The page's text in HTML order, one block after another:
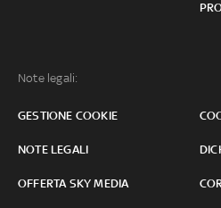
Note legali:
GESTIONE COOKIE
NOTE LEGALI
OFFERTA SKY MEDIA